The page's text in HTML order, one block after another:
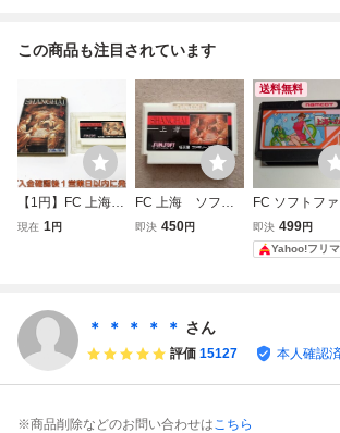
この商品も注目されています
【1円】FC 上海
箱付き ファミコン
現在 1円
FC 上海 ソフト
のみ 中古
即決 450円
送料無料
FC ソフトフ
リーマージャ
しゃ 上海への
即決 499円
Yahoo!フリマ
＊ ＊ ＊ ＊ ＊ さん
評価 15127 本人確認
※商品削除などのお問い合わせはこちら